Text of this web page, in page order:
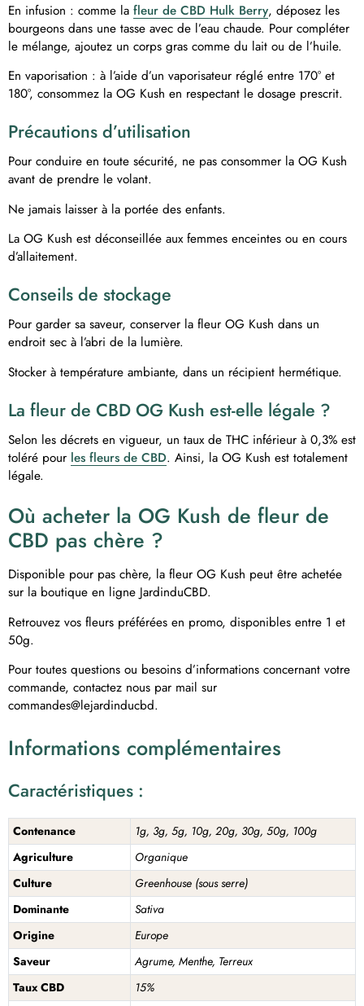
En infusion : comme la fleur de CBD Hulk Berry, déposez les
bourgeons dans une tasse avec de l’eau chaude. Pour compléter
le mélange, ajoutez un corps gras comme du lait ou de l’huile.
En vaporisation : à l’aide d’un vaporisateur réglé entre 170° et
180°, consommez la OG Kush en respectant le dosage prescrit.
Précautions d’utilisation
Pour conduire en toute sécurité, ne pas consommer la OG Kush
avant de prendre le volant.
Ne jamais laisser à la portée des enfants.
La OG Kush est déconseillée aux femmes enceintes ou en cours
d’allaitement.
Conseils de stockage
Pour garder sa saveur, conserver la fleur OG Kush dans un
endroit sec à l’abri de la lumière.
Stocker à température ambiante, dans un récipient hermétique.
La fleur de CBD OG Kush est-elle légale ?
Selon les décrets en vigueur, un taux de THC inférieur à 0,3% est
toléré pour les fleurs de CBD. Ainsi, la OG Kush est totalement
légale.
Où acheter la OG Kush de fleur de
CBD pas chère ?
Disponible pour pas chère, la fleur OG Kush peut être achetée
sur la boutique en ligne JardinduCBD.
Retrouvez vos fleurs préférées en promo, disponibles entre 1 et
50g.
Pour toutes questions ou besoins d’informations concernant votre
commande, contactez nous par mail sur
commandes@lejardinducbd.
Informations complémentaires
Caractéristiques :
Contenance
1g, 3g, 5g, 10g, 20g, 30g, 50g, 100g
Agriculture
Organique
Culture
Greenhouse (sous serre)
Dominante
Sativa
Origine
Europe
Saveur
Agrume, Menthe, Terreux
Taux CBD
15%